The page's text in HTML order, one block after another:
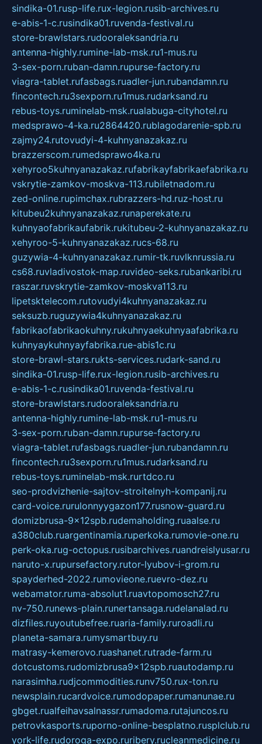
sindika-01.rusp-life.rux-legion.rusib-archives.ru
e-abis-1-c.rusindika01.ruvenda-festival.ru
store-brawlstars.rudooraleksandria.ru
antenna-highly.rumine-lab-msk.ru1-mus.ru
3-sex-porn.ruban-damn.rupurse-factory.ru
viagra-tablet.rufasbags.ruadler-jun.rubandamn.ru
fincontech.ru3sexporn.ru1mus.rudarksand.ru
rebus-toys.ruminelab-msk.rualabuga-cityhotel.ru
medsprawo-4-ka.ru2864420.rublagodarenie-spb.ru
zajmy24.rutovudyi-4-kuhnyanazakaz.ru
brazzerscom.rumedsprawo4ka.ru
xehyroo5kuhnyanazakaz.rufabrikayfabrikaefabrika.ru
vskrytie-zamkov-moskva-113.rubiletnadom.ru
zed-online.rupimchax.rubrazzers-hd.ruz-host.ru
kitubeu2kuhnyanazakaz.runaperekate.ru
kuhnyaofabrikaufabrik.rukitubeu-2-kuhnyanazakaz.ru
xehyroo-5-kuhnyanazakaz.rucs-68.ru
guzywia-4-kuhnyanazakaz.rumir-tk.ruvlknrussia.ru
cs68.ruvladivostok-map.ruvideo-seks.rubankaribi.ru
raszar.ruvskrytie-zamkov-moskva113.ru
lipetsktelecom.rutovudyi4kuhnyanazakaz.ru
seksuzb.ruguzywia4kuhnyanazakaz.ru
fabrikaofabrikaokuhny.rukuhnyaekuhnyaafabrika.ru
kuhnyaykuhnyayfabrika.rue-abis1c.ru
store-brawl-stars.rukts-services.rudark-sand.ru
sindika-01.rusp-life.rux-legion.rusib-archives.ru
e-abis-1-c.rusindika01.ruvenda-festival.ru
store-brawlstars.rudooraleksandria.ru
antenna-highly.rumine-lab-msk.ru1-mus.ru
3-sex-porn.ruban-damn.rupurse-factory.ru
viagra-tablet.rufasbags.ruadler-jun.rubandamn.ru
fincontech.ru3sexporn.ru1mus.rudarksand.ru
rebus-toys.ruminelab-msk.rurtdco.ru
seo-prodvizhenie-sajtov-stroitelnyh-kompanij.ru
card-voice.rurulonnyygazon177.rusnow-guard.ru
domizbrusa-9x12spb.rudemaholding.ruaalse.ru
a380club.ruargentinamia.ruperkoka.rumovie-one.ru
perk-oka.rug-octopus.rusibarchives.ruandreislyusar.ru
naruto-x.rupursefactory.rutor-lyubov-i-grom.ru
spayderhed-2022.rumovieone.ruevro-dez.ru
webamator.ruma-absolut1.ruavtopomosch27.ru
nv-750.runews-plain.runertansaga.rudelanalad.ru
dizfiles.ruyoutubefree.ruaria-family.ruroadli.ru
planeta-samara.rumysmartbuy.ru
matrasy-kemerovo.ruashanet.rutrade-farm.ru
dotcustoms.rudomizbrusa9x12spb.ruautodamp.ru
narasimha.rudjcommodities.runv750.rux-ton.ru
newsplain.rucardvoice.rumodopaper.rumanunae.ru
gbget.rualfeihavsalnassr.rumadoma.rutajuncos.ru
petrovkasports.ruporno-online-besplatno.rusplclub.ru
york-life.rudoroga-expo.ruribery.rucleanmedicine.ru